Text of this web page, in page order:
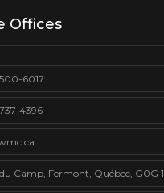
Offices
500-6017
737-4396
Camp, Fermont, Québec, G0G